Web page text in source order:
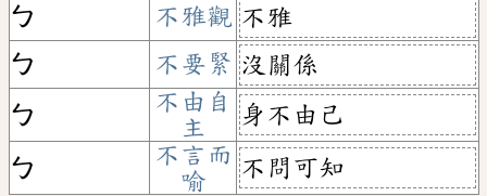
ㄅ
不雅觀 不雅
ㄅ
不要緊 沒關係
ㄅ
不由自
主
身不由己
ㄅ
不言而
喻
不問可知